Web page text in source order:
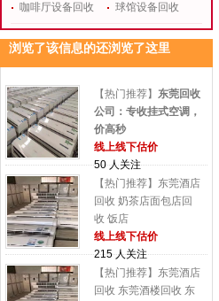
咖啡厅设备回收
球馆设备回收
浏览了该信息的还浏览了这里
【热门推荐】 东莞回收
公司：专收挂式空调，
价高秒
线上线下估价
50 人关注
【热门推荐】东莞酒店
回收 奶茶店面包店回
收 饭店
线上线下估价
215 人关注
【热门推荐】东莞酒店
回收 东莞酒楼回收 东